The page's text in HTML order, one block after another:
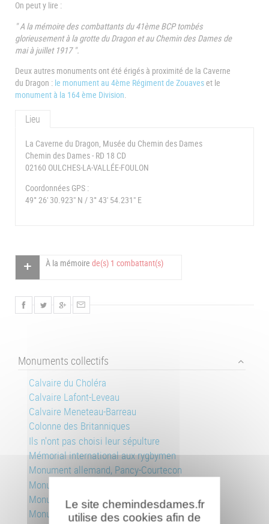
On peut y lire :
" A la mémoire des combattants du 41ème BCP tombés
glorieusement à la grotte du Dragon et au Chemin des Dames de
mai à juillet 1917 ".
Deux autres monuments ont été érigés à proximité de la Caverne
du Dragon : le monument au 4ème Régiment de Zouaveset le
monument à la 164 ème Division.
Lieu
La Caverne du Dragon, Musée du Chemin des Dames
Chemin des Dames - RD 18 CD
02160 OULCHES-LA-VALLÉE-FOULON
Coordonnées GPS :
49° 26' 30.923" N / 3° 43' 54.231" E
À la mémoire de(s) 1 combattant(s)
Monuments collectifs
Calvaire du Choléra
Calvaire Lafont-Leveau
Calvaire Meneteau-Barreau
Colonne des Britanniques
Ils n'ont pas choisi leur sépulture
Mémorial international aux rygbymen
Monument allemand, Pancy-Courtecon
Monument des aviateurs
Monument aux soldats russes
Monument des crapouillots
Le site chemindesdames.fr
utilise des cookies afin de